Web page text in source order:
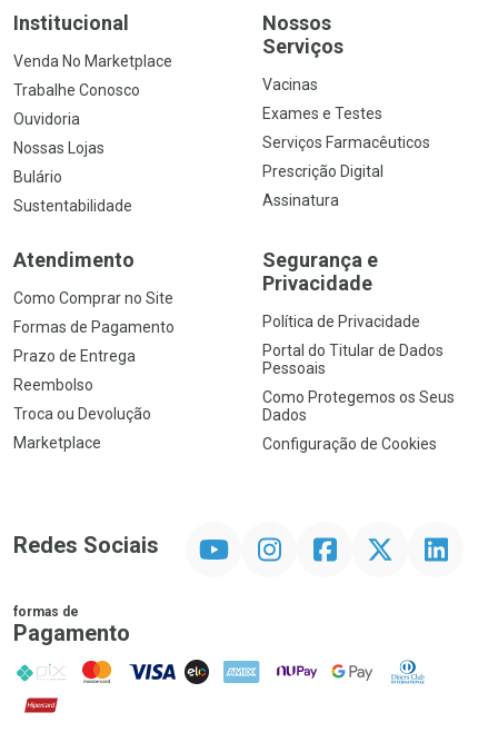
Institucional
Venda No Marketplace
Trabalhe Conosco
Ouvidoria
Nossas Lojas
Bulário
Sustentabilidade
Nossos
Serviços
Vacinas
Exames e Testes
Serviços Farmacêuticos
Prescrição Digital
Assinatura
Atendimento
Como Comprar no Site
Formas de Pagamento
Prazo de Entrega
Reembolso
Troca ou Devolução
Marketplace
Segurança e
Privacidade
Política de Privacidade
Portal do Titular de Dados
Pessoais
Como Protegemos os Seus
Dados
Configuração de Cookies
Redes Sociais InstagramFacebookTwitter Linkedin
formas de
Pagamento
PIX MasterCard
VISA ELO AMEX NuPay Google PayDiners Club
Hipercard